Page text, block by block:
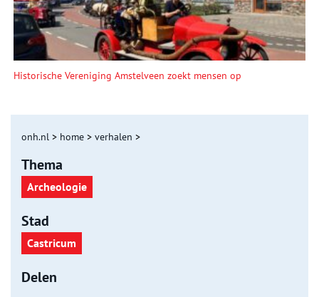
Historische Vereniging Amstelveen zoekt mensen op
onh.nl > home > verhalen >
Thema
Archeologie
Stad
Castricum
Delen